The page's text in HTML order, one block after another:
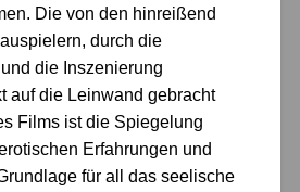
Die von den hinreißend
durch die
die Inszenierung
auf die Leinwand gebracht
Films ist die Spiegelung
Erfahrungen und
für all das seelische